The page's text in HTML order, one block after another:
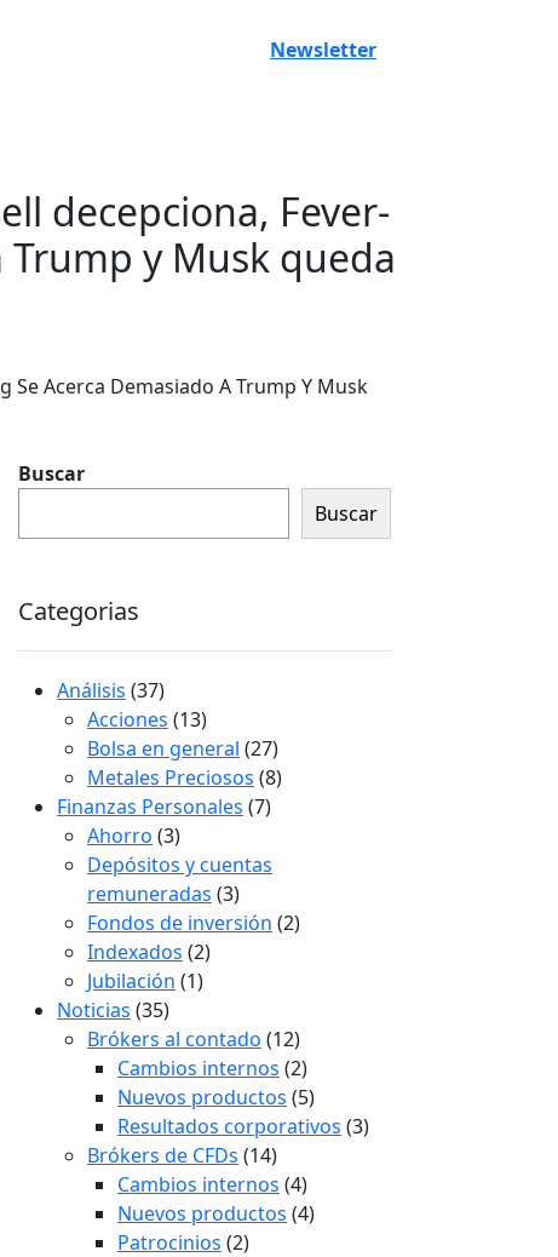
Newsletter
decepciona, Fever-
Trump y Musk queda
Se Acerca Demasiado A Trump Y Musk
Buscar
Buscar
Categorias
Análisis (37)
Acciones (13)
Bolsa en general (27)
Metales Preciosos (8)
Finanzas Personales (7)
Ahorro (3)
Depósitos y cuentas
remuneradas (3)
Fondos de inversión (2)
Indexados (2)
Jubilación (1)
Noticias (35)
Brókers al contado (12)
Cambios internos (2)
Nuevos productos (5)
Resultados corporativos (3)
Brókers de CFDs (14)
Cambios internos (4)
Nuevos productos (4)
Patrocinios (2)